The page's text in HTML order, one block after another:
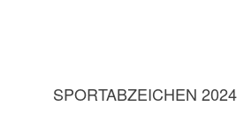
SPORTABZEICHEN 2024